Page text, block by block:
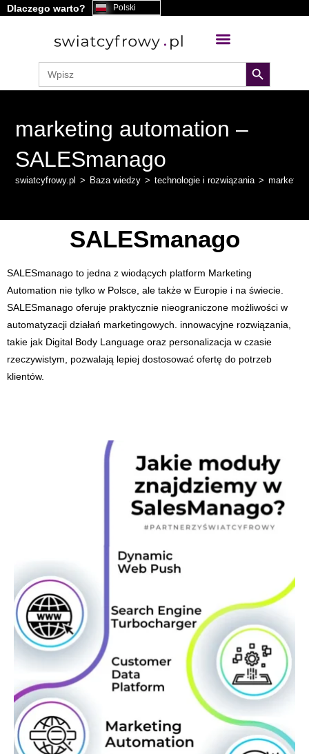
treści
Dlaczego warto? Polski
Search
for:
search button
marketing automation –
SALESmanago
swiatcyfrowy.pl > Baza wiedzy > technologie i rozwiązania >
SALESmanago
SALESmanago to jedna z wiodących platform Marketing
Automation nie tylko w Polsce, ale także w Europie i na świecie.
SALESmanago oferuje praktycznie nieograniczone możliwości w
automatyzacji działań marketingowych. innowacyjne rozwiązania,
takie jak Digital Body Language oraz personalizacja w czasie
rzeczywistym, pozwalają lepiej dostosować ofertę do potrzeb
klientów.